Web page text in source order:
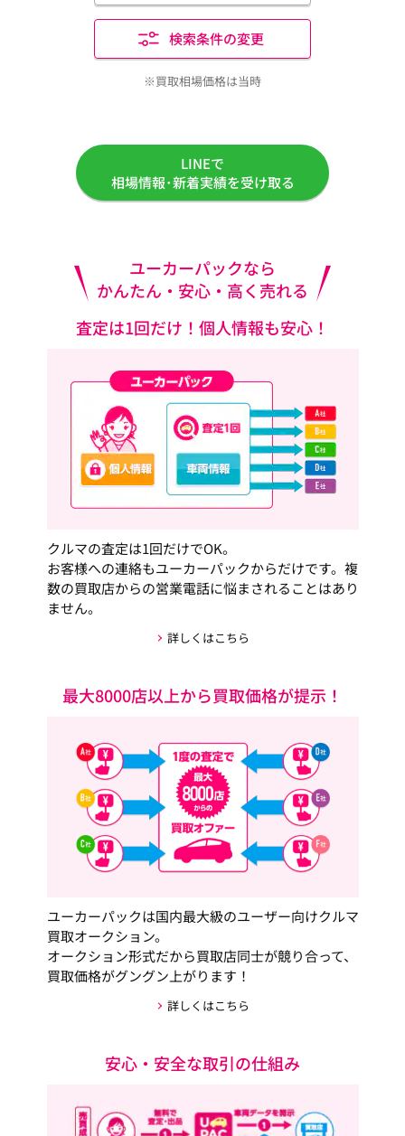
検索条件の変更
※買取相場価格は当時
LINEで
相場情報･新着実績を受け取る
ユーカーパックなら
かんたん・安心・高く売れる
査定は1回だけ！個人情報も安心！
クルマの査定は1回だけでOK。
お客様への連絡もユーカーパックからだけです。複
数の買取店からの営業電話に悩まされることはあり
ません。
詳しくはこちら
最大8000店以上から買取価格が提示！
ユーカーパックは国内最大級のユーザー向けクルマ
買取オークション。
オークション形式だから買取店同士が競り合って、
買取価格がグングン上がります！
詳しくはこちら
安心・安全な取引の仕組み